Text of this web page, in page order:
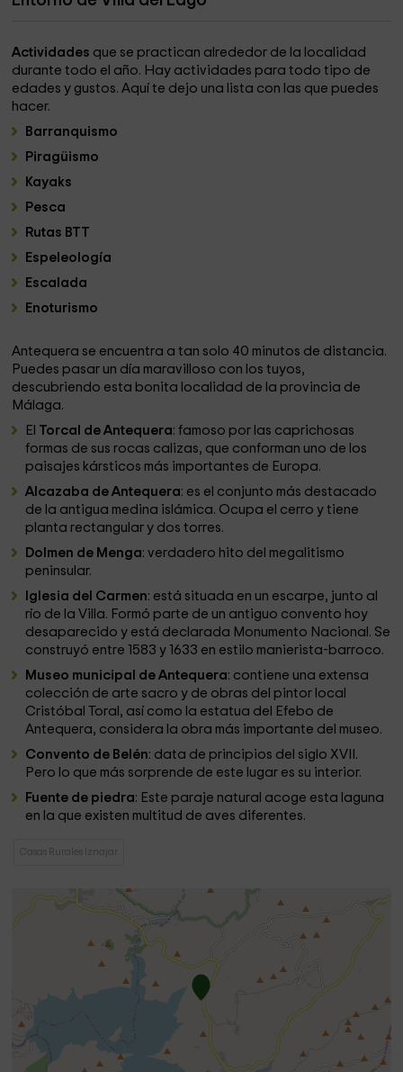
Actividades que se practican alrededor de la localidad
durante todo el año. Hay actividades para todo tipo de
edades y gustos. Aquí te dejo una lista con las que puedes
hacer.
Barranquismo
Piragüismo
Kayaks
Pesca
Rutas BTT
Espeleología
Escalada
Enoturismo
Antequera se encuentra a tan solo 40 minutos de distancia.
Puedes pasar un día maravilloso con los tuyos,
descubriendo esta bonita localidad de la provincia de
Málaga.
El Torcal de Antequera: famoso por las caprichosas
formas de sus rocas calizas, que conforman uno de los
paisajes kársticos más importantes de Europa.
Alcazaba de Antequera: es el conjunto más destacado
de la antigua medina islámica. Ocupa el cerro y tiene
planta rectangular y dos torres.
Dolmen de Menga: verdadero hito del megalitismo
peninsular.
Iglesia del Carmen: está situada en un escarpe, junto al
río de la Villa. Formó parte de un antiguo convento hoy
desaparecido y está declarada Monumento Nacional. Se
construyó entre 1583 y 1633 en estilo manierista-barroco.
Museo municipal de Antequera: contiene una extensa
colección de arte sacro y de obras del pintor local
Cristóbal Toral, así como la estatua del Efebo de
Antequera, considera la obra más importante del museo.
Convento de Belén: data de principios del siglo XVII.
Pero lo que más sorprende de este lugar es su interior.
Fuente de piedra: Este paraje natural acoge esta laguna
en la que existen multitud de aves diferentes.
Casas Rurales Iznajar